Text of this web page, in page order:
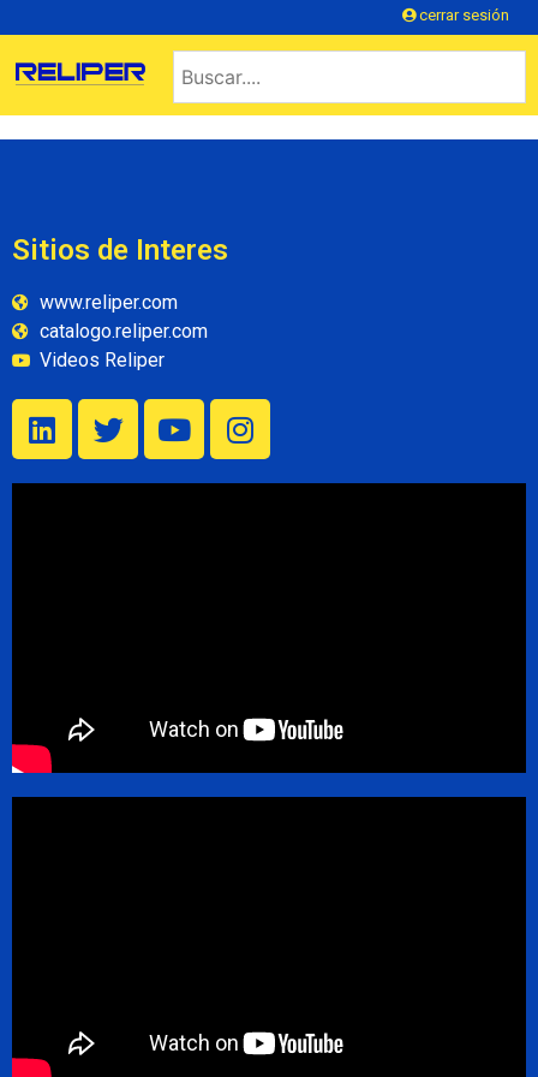
cerrar sesión
Sitios de Interes
www.reliper.com
catalogo.reliper.com
Videos Reliper